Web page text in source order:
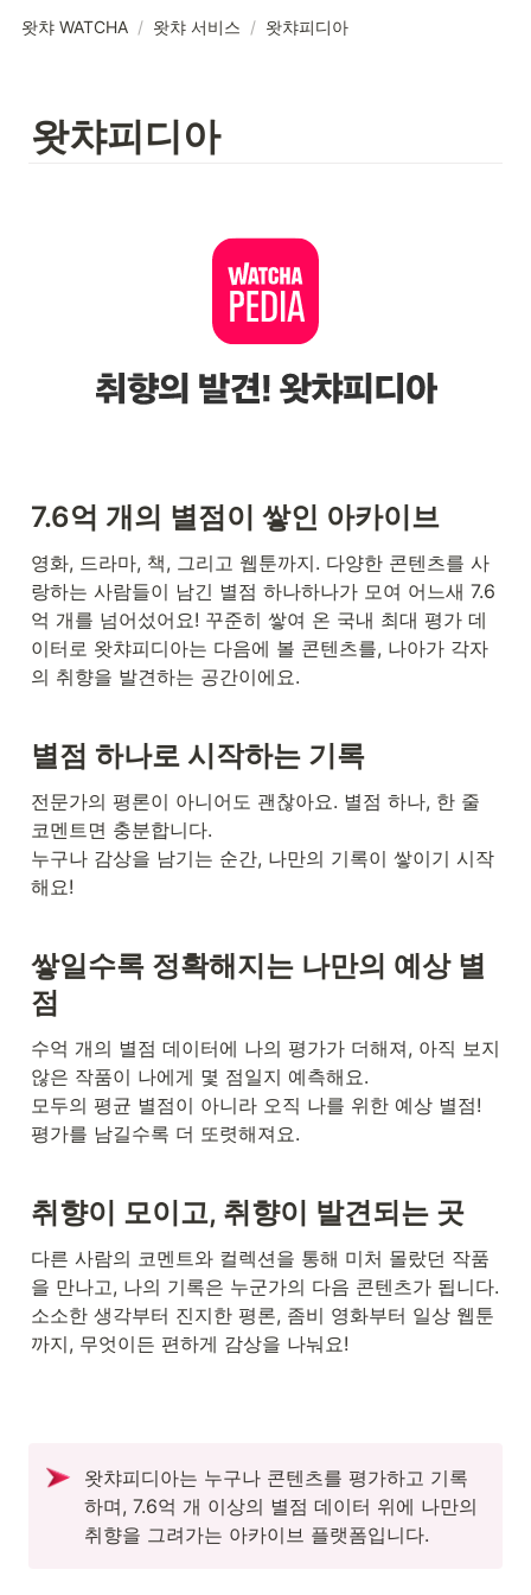
왓챠 WATCHA / 왓챠 서비스 / 왓챠피디아
왓챠피디아
7.6억 개의 별점이 쌓인 아카이브
영화, 드라마, 책, 그리고 웹툰까지. 다양한 콘텐츠를 사
랑하는 사람들이 남긴 별점 하나하나가 모여 어느새 7.6
억 개를 넘어섰어요! 꾸준히 쌓여 온 국내 최대 평가 데
이터로 왓챠피디아는 다음에 볼 콘텐츠를, 나아가 각자
의 취향을 발견하는 공간이에요.
별점 하나로 시작하는 기록
전문가의 평론이 아니어도 괜찮아요. 별점 하나, 한 줄
코멘트면 충분합니다.
누구나 감상을 남기는 순간, 나만의 기록이 쌓이기 시작
해요!
쌓일수록 정확해지는 나만의 예상 별
점
수억 개의 별점 데이터에 나의 평가가 더해져, 아직 보지
않은 작품이 나에게 몇 점일지 예측해요.
모두의 평균 별점이 아니라 오직 나를 위한 예상 별점!
평가를 남길수록 더 또렷해져요.
취향이 모이고, 취향이 발견되는 곳
다른 사람의 코멘트와 컬렉션을 통해 미처 몰랐던 작품
을 만나고, 나의 기록은 누군가의 다음 콘텐츠가 됩니다.
소소한 생각부터 진지한 평론, 좀비 영화부터 일상 웹툰
까지, 무엇이든 편하게 감상을 나눠요!
왓챠피디아는 누구나 콘텐츠를 평가하고 기록
하며, 7.6억 개 이상의 별점 데이터 위에 나만의
취향을 그려가는 아카이브 플랫폼입니다.